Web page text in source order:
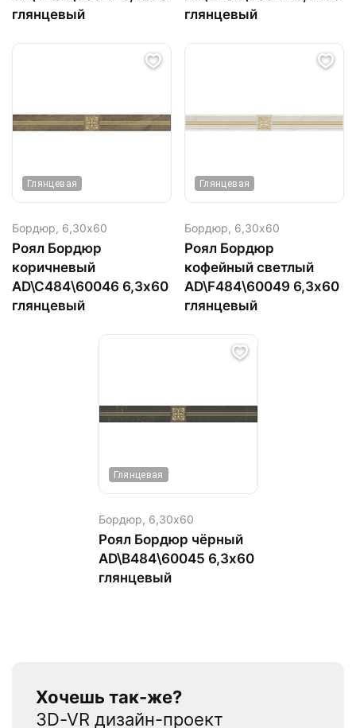
глянцевый
глянцевый
Глянцевая
Бордюр, 6,30х60
Роял Бордюр
коричневый
AD\C484\60046 6,3х60
глянцевый
Глянцевая
Бордюр, 6,30х60
Роял Бордюр
кофейный светлый
AD\F484\60049 6,3х60
глянцевый
Глянцевая
Бордюр, 6,30х60
Роял Бордюр чёрный
AD\B484\60045 6,3х60
глянцевый
Хочешь так-же?
3D-VR дизайн-проект